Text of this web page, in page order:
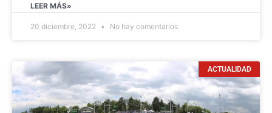
LEER MÁS»
20 diciembre, 2022 No hay comentarios
ACTUALIDAD